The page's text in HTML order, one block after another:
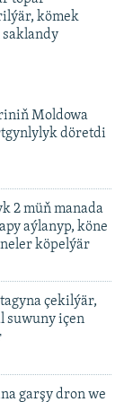
kömek
Moldowa
döretdi
2 müň manada
aýlanyp, köne
köpelýär
çekilýär,
suwuny içen
garşy dron we